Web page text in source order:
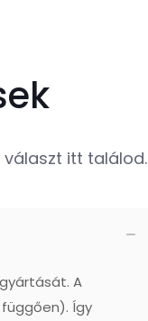
itt találod.
A
Így